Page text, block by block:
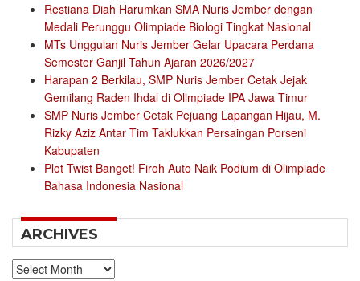
Restiana Diah Harumkan SMA Nuris Jember dengan
Medali Perunggu Olimpiade Biologi Tingkat Nasional
MTs Unggulan Nuris Jember Gelar Upacara Perdana
Semester Ganjil Tahun Ajaran 2026/2027
Harapan 2 Berkilau, SMP Nuris Jember Cetak Jejak
Gemilang Raden Ihdal di Olimpiade IPA Jawa Timur
SMP Nuris Jember Cetak Pejuang Lapangan Hijau, M.
Rizky Aziz Antar Tim Taklukkan Persaingan Porseni
Kabupaten
Plot Twist Banget! Firoh Auto Naik Podium di Olimpiade
Bahasa Indonesia Nasional
ARCHIVES
Archives